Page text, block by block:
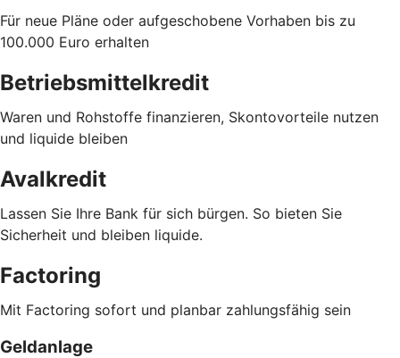
Für neue Pläne oder aufgeschobene Vorhaben bis zu
100.000 Euro erhalten
Betriebsmittelkredit
Waren und Rohstoffe finanzieren, Skontovorteile nutzen
und liquide bleiben
Avalkredit
Lassen Sie Ihre Bank für sich bürgen. So bieten Sie
Sicherheit und bleiben liquide.
Factoring
Mit Factoring sofort und planbar zahlungsfähig sein
Geldanlage